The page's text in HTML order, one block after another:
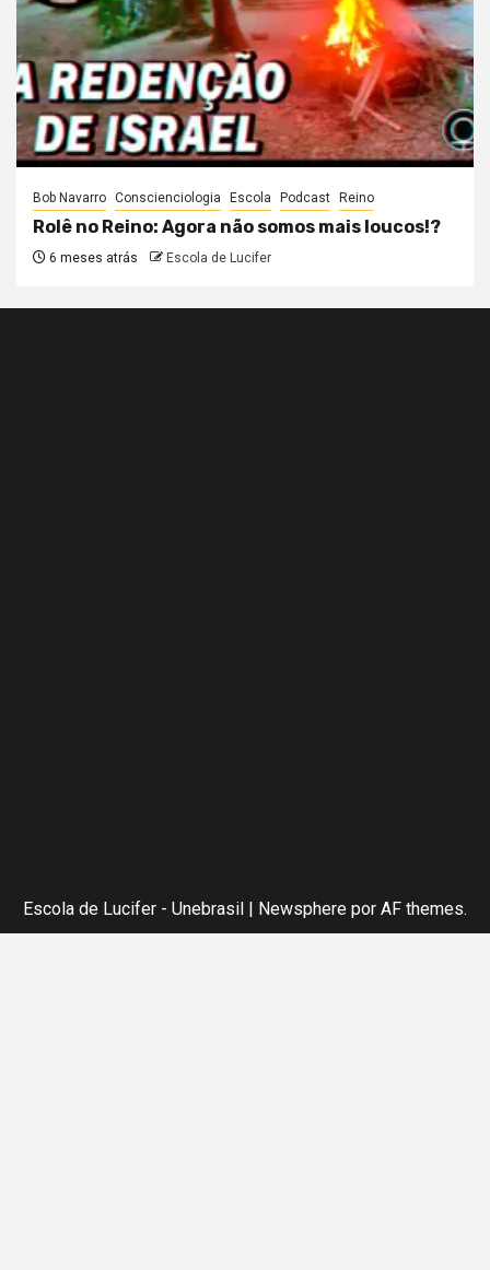
Bob Navarro Conscienciologia Escola Podcast Reino
Rolê no Reino: Agora não somos mais loucos!?
6 meses atrás Escola de Lucifer
Escola de Lucifer - Unebrasil Newsphere por AF themes.